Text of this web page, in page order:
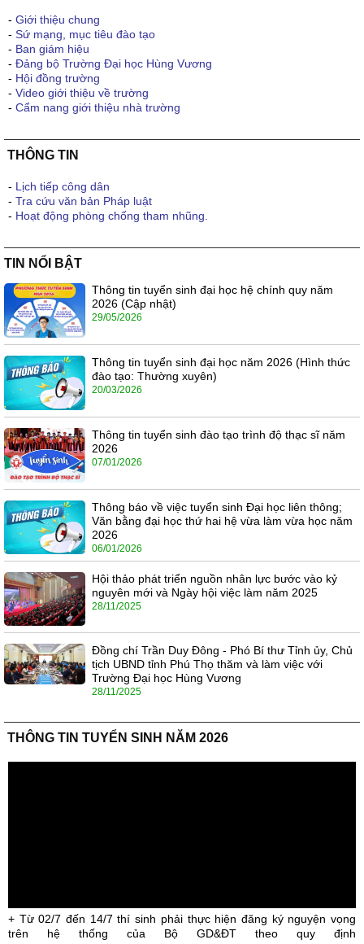
- Giới thiệu chung
- Sứ mạng, mục tiêu đào tạo
- Ban giám hiệu
- Đảng bộ Trường Đại học Hùng Vương
- Hội đồng trường
- Video giới thiệu về trường
- Cẩm nang giới thiệu nhà trường
THÔNG TIN
- Lịch tiếp công dân
- Tra cứu văn bản Pháp luật
- Hoạt động phòng chống tham nhũng.
TIN NỔI BẬT
Thông tin tuyển sinh đại học hệ chính quy năm
2026 (Cập nhật)
29/05/2026
Thông tin tuyển sinh đại học năm 2026 (Hình thức
đào tạo: Thường xuyên)
20/03/2026
Thông tin tuyển sinh đào tạo trình độ thạc sĩ năm
2026
07/01/2026
Thông báo về việc tuyển sinh Đại học liên thông;
Văn bằng đại học thứ hai hệ vừa làm vừa học năm
2026
06/01/2026
Hội thảo phát triển nguồn nhân lực bước vào kỷ
nguyên mới và Ngày hội việc làm năm 2025
28/11/2025
Đồng chí Trần Duy Đông - Phó Bí thư Tỉnh ủy, Chủ
tịch UBND tỉnh Phú Thọ thăm và làm việc với
Trường Đại học Hùng Vương
28/11/2025
THÔNG TIN TUYỂN SINH NĂM 2026
+ Từ 02/7 đến 14/7 thí sinh phải thực hiện đăng ký nguyện vọng
trên hệ thống của Bộ GD&ĐT theo quy định